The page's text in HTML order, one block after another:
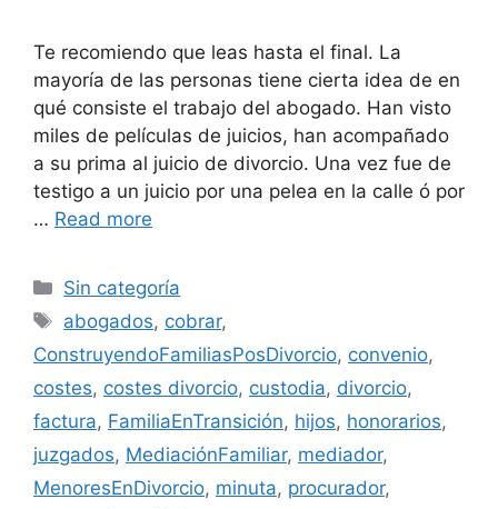
Te recomiendo que leas hasta el final. La
mayoría de las personas tiene cierta idea de en
qué consiste el trabajo del abogado. Han visto
miles de películas de juicios, han acompañado
a su prima al juicio de divorcio. Una vez fue de
testigo a un juicio por una pelea en la calle ó por
… Read more
Categories
Sin categoría
Tags
abogados, cobrar,
ConstruyendoFamiliasPosDivorcio, convenio,
costes, costes divorcio, custodia, divorcio,
factura, FamiliaEnTransición, hijos, honorarios,
juzgados, MediaciónFamiliar, mediador,
MenoresEnDivorcio, minuta, procurador,